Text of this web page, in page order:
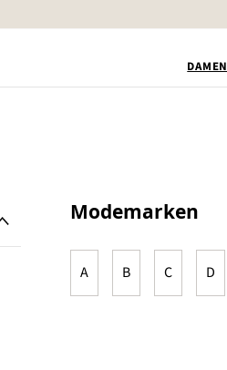
DAMEN
Modemarken
A B C D